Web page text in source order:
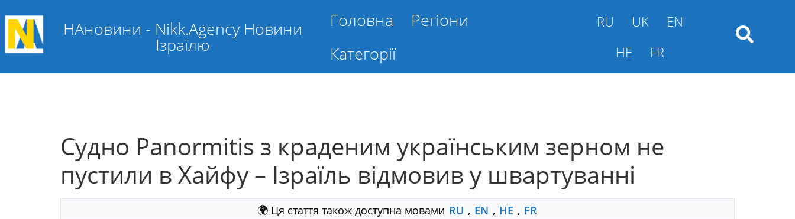
НАновини - Nikk.Agency Новини
Ізраїлю
Головна
Регіони
Категорії
RU UK
EN
HE
FR
Судно Panormitis з краденим українським зерном не
пустили в Хайфу – Ізраїль відмовив у швартуванні
🌍 Ця стаття також доступна мовами RU , EN , HE , FR